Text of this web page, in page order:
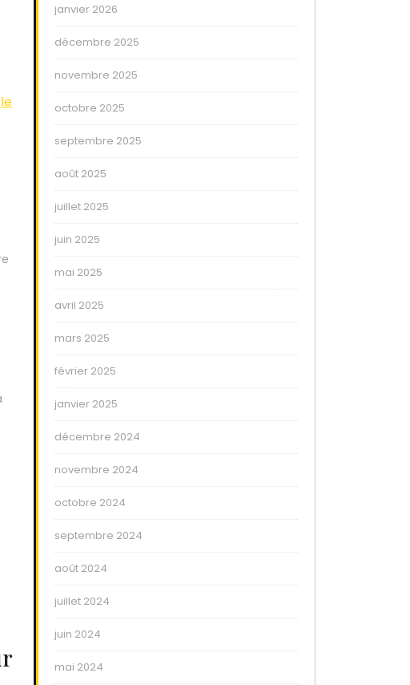
janvier 2026
décembre 2025
novembre 2025
octobre 2025
septembre 2025
août 2025
juillet 2025
juin 2025
mai 2025
avril 2025
mars 2025
février 2025
janvier 2025
décembre 2024
novembre 2024
octobre 2024
septembre 2024
août 2024
juillet 2024
juin 2024
mai 2024